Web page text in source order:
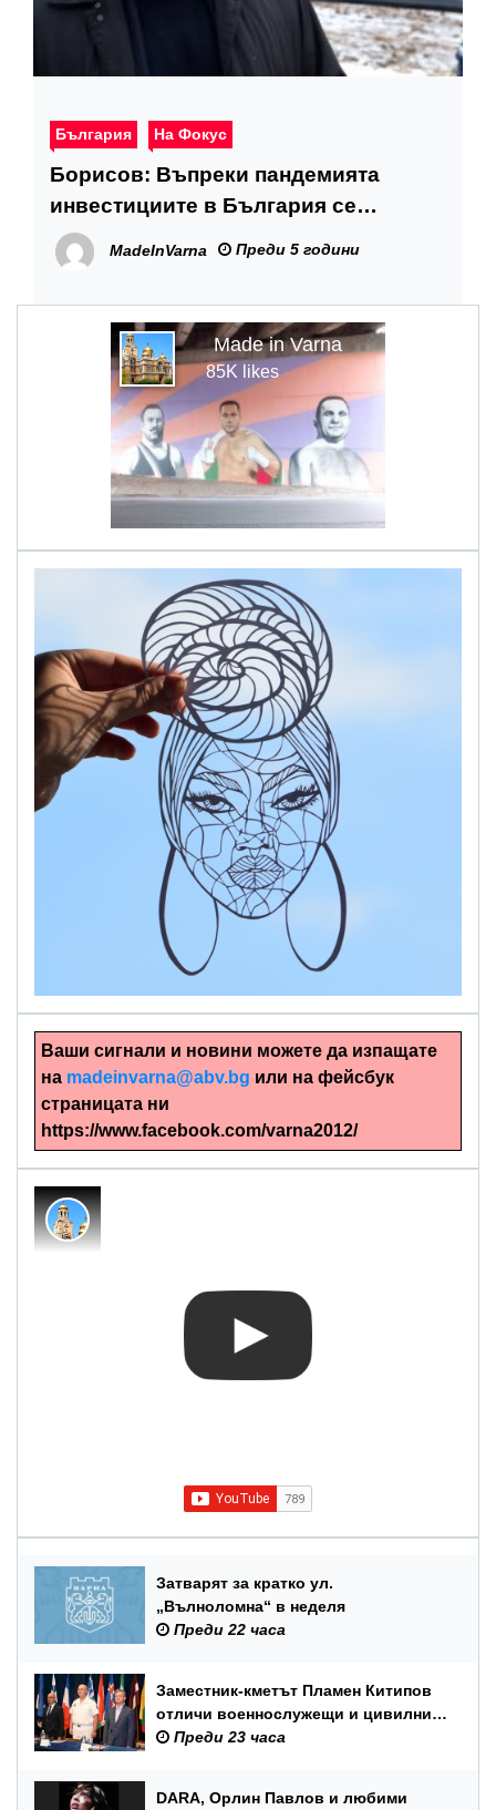
България На Фокус
Борисов: Въпреки пандемията
инвестициите в България се
увеличават, което води до
повишаване на БВП и по-високи
MadeInVarna Преди 5 години
Made in Varna
85K likes
alinapapercut.com
Ръчно изрязани картини
Ваши сигнали и новини можете да изпащате
на madeinvarna@abv.bg или на фейсбук
страницата ни
https://www.facebook.com/varna2012/
Затварят за кратко ул.
„Вълноломна“ в неделя
Преди 22 часа
Заместник-кметът Пламен Китипов
отличи военнослужещи и цивилни
служители по повод Празника на
Преди 23 часа
DARA, Орлин Павлов и любими